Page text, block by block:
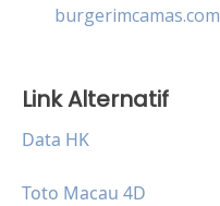
burgerimcamas.com
Link Alternatif
Data HK
Toto Macau 4D